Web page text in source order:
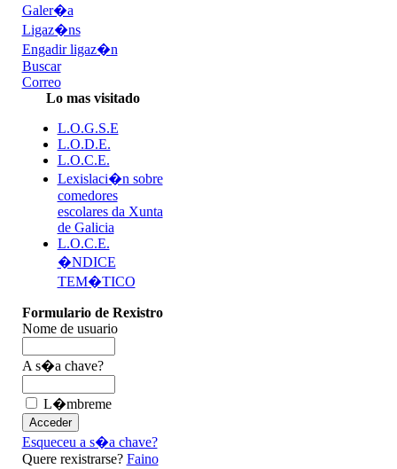
Galer�a
Ligaz�ns
Engadir ligaz�n
Buscar
Correo
Lo mas visitado
L.O.G.S.E
L.O.D.E.
L.O.C.E.
Lexislaci�n sobre
comedores
escolares da Xunta
de Galicia
L.O.C.E.
�NDICE
TEM�TICO
Formulario de Rexistro
Nome de usuario
A s�a chave?
L�mbreme
Esqueceu a s�a chave?
Quere rexistrarse? Faino